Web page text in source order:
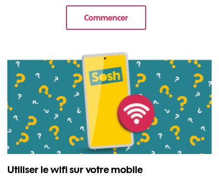
Commencerle tuto pour Sécuriser votre
Utiliser le wifi sur votre mobile